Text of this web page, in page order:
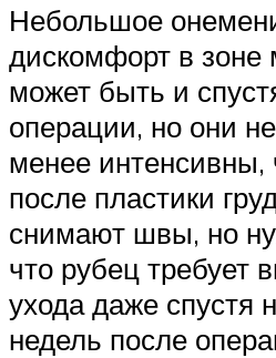
Небольшое
дискомфорт в зоне
может быть и
операции, но они
менее интенсивны,
после пластики
снимают швы, но
что рубец требует
ухода даже спустя
недель после